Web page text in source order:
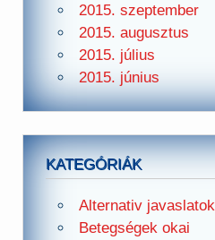
2015. szeptember
2015. augusztus
2015. július
2015. június
KATEGÓRIÁK
Alternativ javaslatok
Betegségek okai